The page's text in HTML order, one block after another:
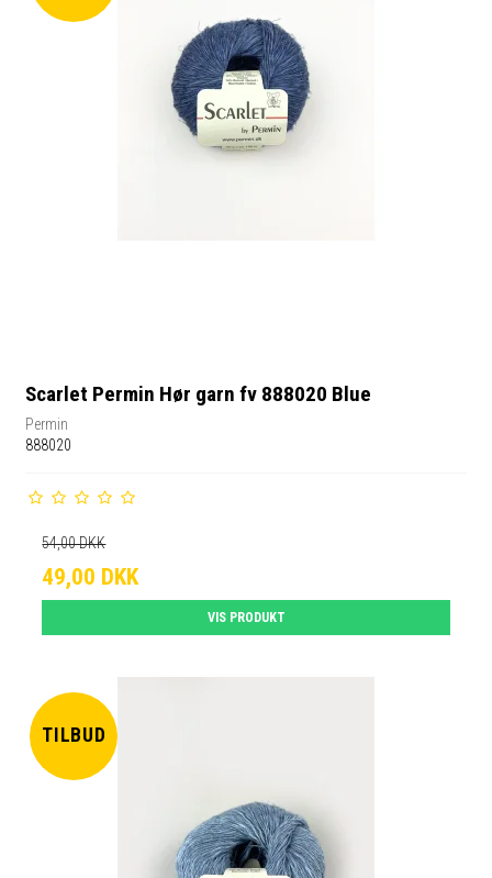
Scarlet Permin Hør garn fv 888020 Blue
Permin
888020
54,00 DKK
49,00 DKK
VIS PRODUKT
TILBUD